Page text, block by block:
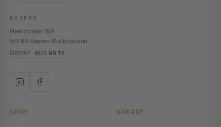
KERPEN
Heerstraße 189
50169 Kerpen-Balkhausen
02237 · 603 96 13
SHOP ANKAUF